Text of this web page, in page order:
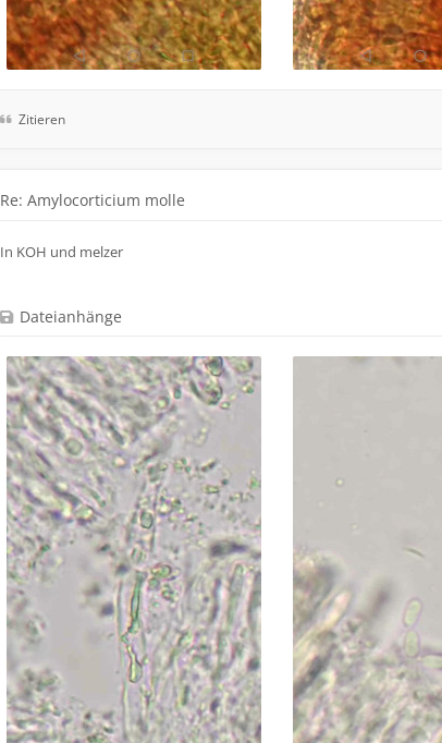
Zitieren
Re: Amylocorticium molle
In KOH und melzer
Dateianhänge